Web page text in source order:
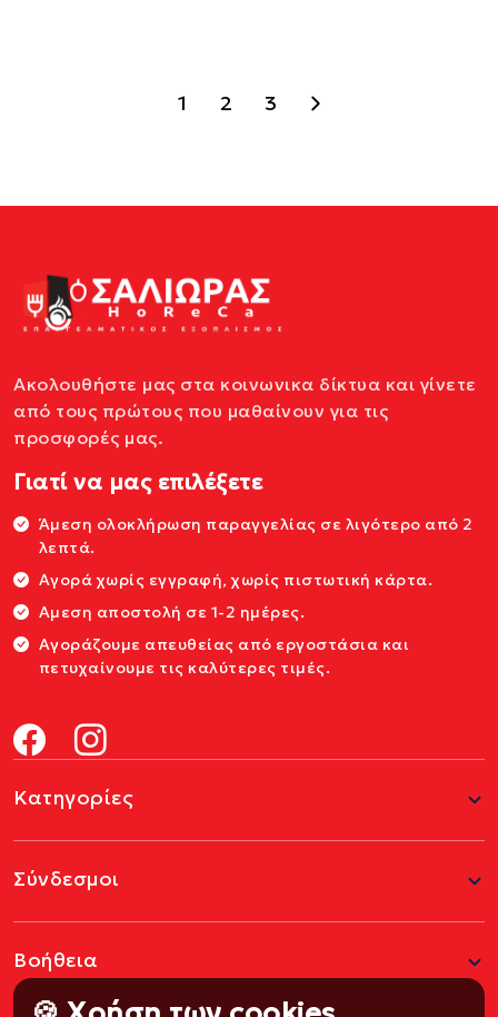
1 2 3
Ακολουθήστε μας στα κοινωνικα δίκτυα και γίνετε
από τους πρώτους που μαθαίνουν για τις
προσφορές μας.
Γιατί να μας επιλέξετε
Άμεση ολοκλήρωση παραγγελίας σε λιγότερο από 2
λεπτά.
Αγορά χωρίς εγγραφή, χωρίς πιστωτική κάρτα.
Αμεση αποστολή σε 1-2 ημέρες.
Αγοράζουμε απευθείας από εργοστάσια και
πετυχαίνουμε τις καλύτερες τιμές.
Κατηγορίες
Σύνδεσμοι
Βοήθεια